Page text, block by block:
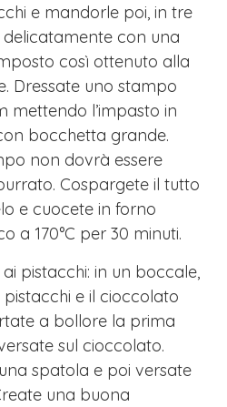
e mandorle poi, in tre
con una
così ottenuto alla
Dressate uno stampo
mettendo l’impasto in
bocchetta grande.
non dovrà essere
Cospargete il tutto
e cuocete in forno
a 170°C per 30 minuti.
pistacchi: in un boccale,
e il cioccolato
a bollore la prima
sul cioccolato.
spatola e poi versate
una buona